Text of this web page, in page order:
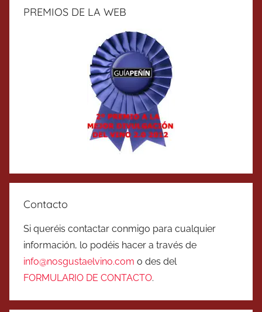
PREMIOS DE LA WEB
Contacto
Si queréis contactar conmigo para cualquier
información, lo podéis hacer a través de
info@nosgustaelvino.com o des del
FORMULARIO DE CONTACTO.